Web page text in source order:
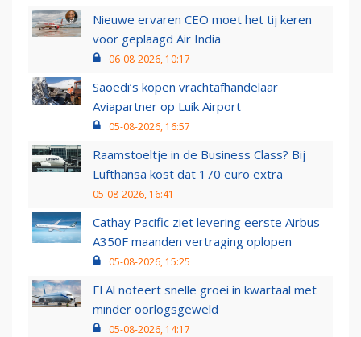
Nieuwe ervaren CEO moet het tij keren
voor geplaagd Air India
06-08-2026, 10:17
Saoedi’s kopen vrachtafhandelaar
Aviapartner op Luik Airport
05-08-2026, 16:57
Raamstoeltje in de Business Class? Bij
Lufthansa kost dat 170 euro extra
05-08-2026, 16:41
Cathay Pacific ziet levering eerste Airbus
A350F maanden vertraging oplopen
05-08-2026, 15:25
El Al noteert snelle groei in kwartaal met
minder oorlogsgeweld
05-08-2026, 14:17